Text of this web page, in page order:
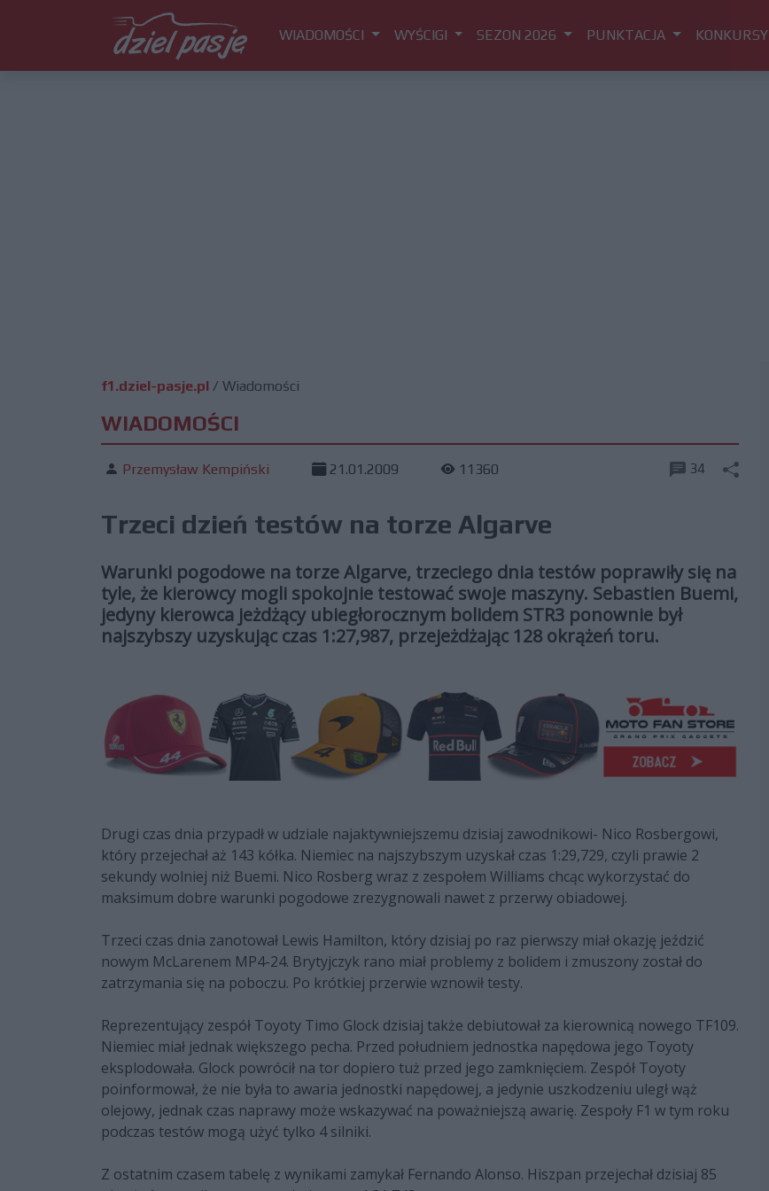
WIADOMOŚCI WYŚCIGI SEZON 2026 PUNKTACJA KONKURSY
f1.dziel-pasje.pl / Wiadomości
WIADOMOŚCI
Przemysław Kempiński 21.01.2009 11360 34
Trzeci dzień testów na torze Algarve
Warunki pogodowe na torze Algarve, trzeciego dnia testów poprawiły się na
tyle, że kierowcy mogli spokojnie testować swoje maszyny. Sebastien Buemi,
jedyny kierowca jeżdżący ubiegłorocznym bolidem STR3 ponownie był
najszybszy uzyskując czas 1:27,987, przejeżdżając 128 okrążeń toru.
Drugi czas dnia przypadł w udziale najaktywniejszemu dzisiaj zawodnikowi- Nico Rosbergowi,
który przejechał aż 143 kółka. Niemiec na najszybszym uzyskał czas 1:29,729, czyli prawie 2
sekundy wolniej niż Buemi. Nico Rosberg wraz z zespołem Williams chcąc wykorzystać do
maksimum dobre warunki pogodowe zrezygnowali nawet z przerwy obiadowej.
Trzeci czas dnia zanotował Lewis Hamilton, który dzisiaj po raz pierwszy miał okazję jeździć
nowym McLarenem MP4-24. Brytyjczyk rano miał problemy z bolidem i zmuszony został do
zatrzymania się na poboczu. Po krótkiej przerwie wznowił testy.
Reprezentujący zespół Toyoty Timo Glock dzisiaj także debiutował za kierownicą nowego TF109.
Niemiec miał jednak większego pecha. Przed południem jednostka napędowa jego Toyoty
eksplodowała. Glock powrócił na tor dopiero tuż przed jego zamknięciem. Zespół Toyoty
poinformował, że nie była to awaria jednostki napędowej, a jedynie uszkodzeniu uległ wąż
olejowy, jednak czas naprawy może wskazywać na poważniejszą awarię. Zespoły F1 w tym roku
podczas testów mogą użyć tylko 4 silniki.
Z ostatnim czasem tabelę z wynikami zamykał Fernando Alonso. Hiszpan przejechał dzisiaj 85